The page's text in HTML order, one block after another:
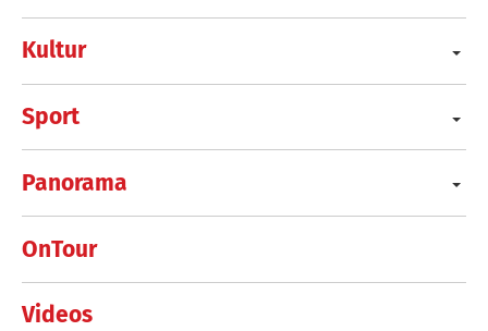
Kultur
Sport
Panorama
OnTour
Videos